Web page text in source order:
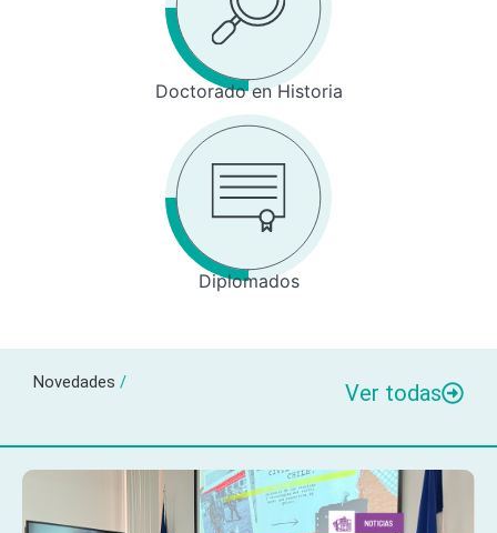
Doctorado en Historia
Diplomados
Novedades / Ver todas